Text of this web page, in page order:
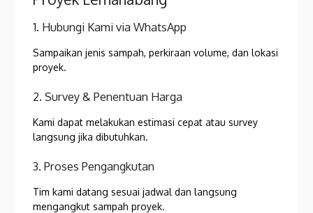
1. Hubungi Kami via WhatsApp
Sampaikan jenis sampah, perkiraan volume, dan lokasi
proyek.
2. Survey & Penentuan Harga
Kami dapat melakukan estimasi cepat atau survey
langsung jika dibutuhkan.
3. Proses Pengangkutan
Tim kami datang sesuai jadwal dan langsung
mengangkut sampah proyek.